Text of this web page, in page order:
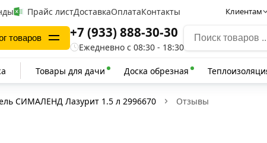
Прайс листДоставкаОплатаКонтакты Клиентам
товаров +7 (933) 888-30-30
Ежедневно с 08:30 - 18:30
Товары для дачи Доска обрезная
СИМАЛЕНД Лазурит 1.5 л 2996670 Отзывы